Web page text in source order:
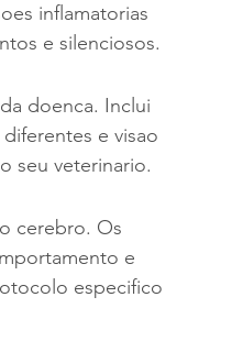
inflamatorias
e silenciosos.
doenca. Inclui
e visao
seu veterinario.
cerebro. Os
e
especifico